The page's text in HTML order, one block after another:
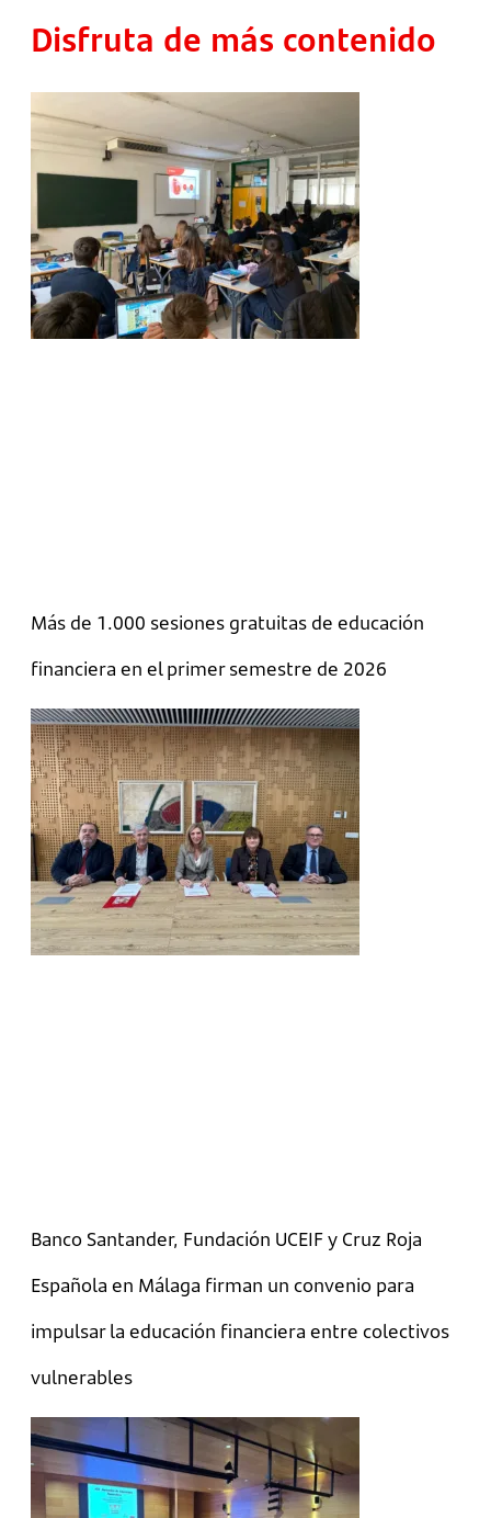
Disfruta de más contenido
Más de 1.000 sesiones gratuitas de educación
financiera en el primer semestre de 2026
Banco Santander, Fundación UCEIF y Cruz Roja
Española en Málaga firman un convenio para
impulsar la educación financiera entre colectivos
vulnerables